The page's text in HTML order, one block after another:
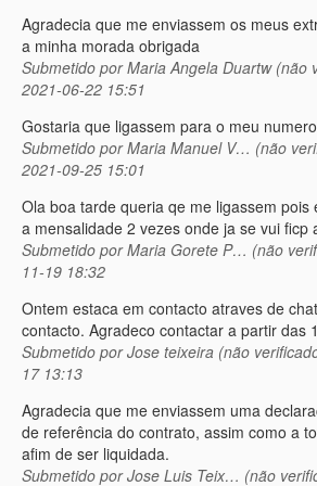
Agradecia que me enviassem os meus
a minha morada obrigada
Submetido porMaria Angela Duartw (não
2021-06-22 15:51
Gostaria que ligassem para o meu
Submetido porMaria Manuel V… (não
2021-09-25 15:01
Ola boa tarde queria qe me ligassem pois
a mensalidade 2 vezes onde ja se vui ficp
Submetido porMaria Gorete P… (não
11-19 18:32
Ontem estaca em contacto atraves de
contacto. Agradeco contactar a partir das
Submetido porJose teixeira (não
17 13:13
Agradecia que me enviassem uma
de referência do contrato, assim como a
afim de ser liquidada.
Submetido porJose Luis Teix… (não